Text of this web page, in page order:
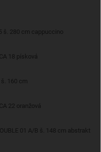
š. 280 cm cappuccino
18 písková
160 cm
22 oranžová
01 A/B š. 148 cm abstrakt